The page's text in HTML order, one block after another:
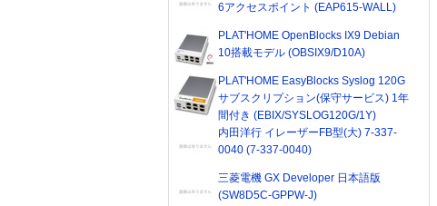
6アクセスポイント (EAP615-WALL)
PLAT'HOME OpenBlocks IX9 Debian
10搭載モデル (OBSIX9/D10A)
PLAT'HOME EasyBlocks Syslog 120G
サブスクリプション(保守サービス) 1年
間付き (EBIX/SYSLOG120G/1Y)
内田洋行 イレーザーFB型(大) 7-337-
0040 (7-337-0040)
三菱電機 GX Developer 日本語版
(SW8D5C-GPPW-J)